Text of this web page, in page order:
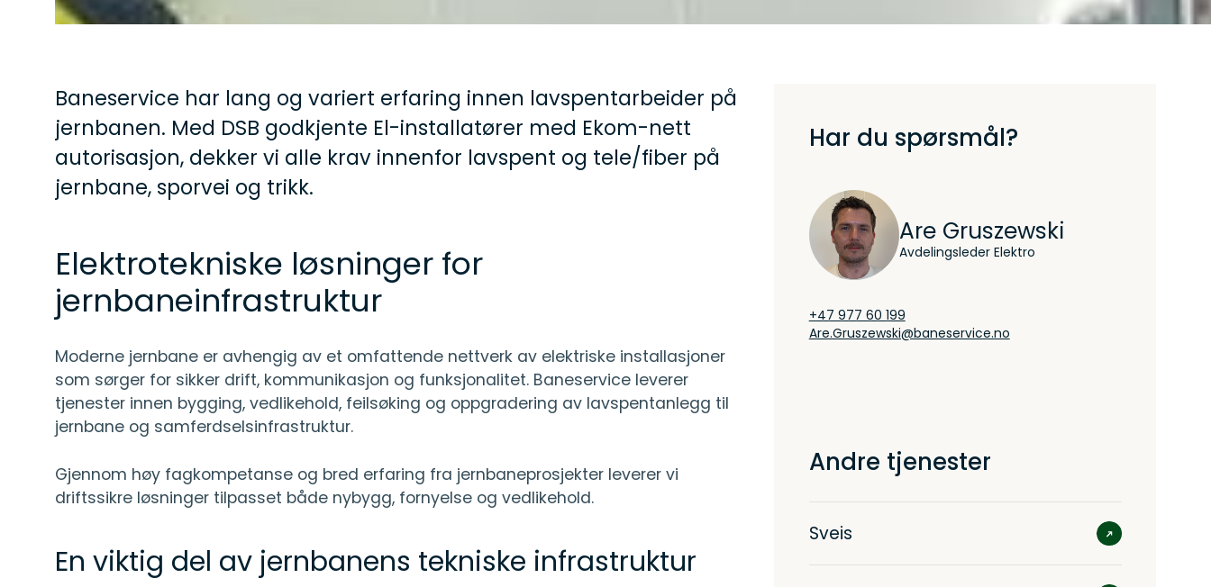
Baneservice har lang og variert erfaring innen lavspentarbeider på
jernbanen. Med DSB godkjente El-installatører med Ekom-nett
autorisasjon, dekker vi alle krav innenfor lavspent og tele/fiber på
jernbane, sporvei og trikk.
Elektrotekniske løsninger for
jernbaneinfrastruktur
Moderne jernbane er avhengig av et omfattende nettverk av elektriske installasjoner
som sørger for sikker drift, kommunikasjon og funksjonalitet. Baneservice leverer
tjenester innen bygging, vedlikehold, feilsøking og oppgradering av lavspentanlegg til
jernbane og samferdselsinfrastruktur.
Gjennom høy fagkompetanse og bred erfaring fra jernbaneprosjekter leverer vi
driftssikre løsninger tilpasset både nybygg, fornyelse og vedlikehold.
En viktig del av jernbanens tekniske infrastruktur
Har du spørsmål?
Are Gruszewski
Avdelingsleder Elektro
+47 977 60 199
Are.Gruszewski@baneservice.no
Andre tjenester
Sveis